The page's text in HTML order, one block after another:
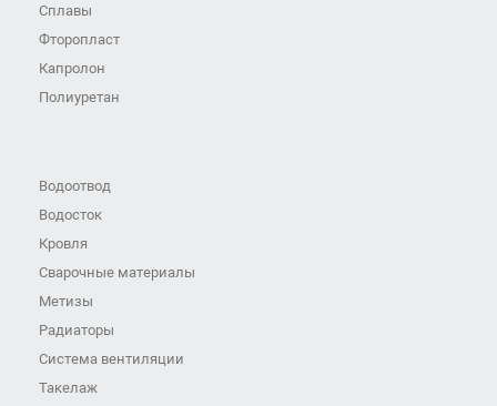
Сплавы
Фторопласт
Капролон
Полиуретан
Водоотвод
Водосток
Кровля
Сварочные материалы
Метизы
Радиаторы
Система вентиляции
Такелаж